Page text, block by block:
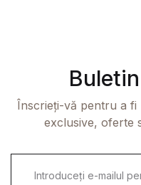
Înscrieți-vă pentru a
exclusive, oferte